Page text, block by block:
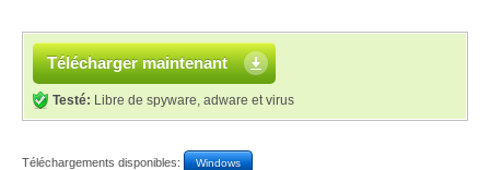
Télécharger maintenant
Testé: Libre de spyware, adware et virus
Téléchargements disponibles: Windows